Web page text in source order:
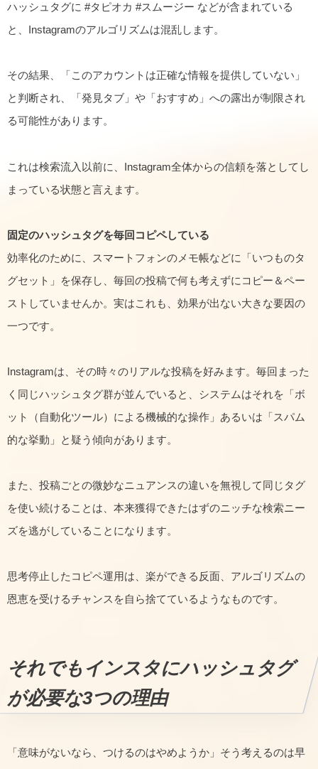
ハッシュタグに #タピオカ #スムージー などが含まれている
と、Instagramのアルゴリズムは混乱します。
その結果、「このアカウントは正確な情報を提供していない」
と判断され、「発見タブ」や「おすすめ」への露出が制限され
る可能性があります。
これは検索流入以前に、Instagram全体からの信頼を落としてし
まっている状態と言えます。
固定のハッシュタグを毎回コピペしている
効率化のために、スマートフォンのメモ帳などに「いつものタ
グセット」を保存し、毎回の投稿で何も考えずにコピー＆ペー
ストしていませんか。実はこれも、効果が出ない大きな要因の
一つです。
Instagramは、その時々のリアルな投稿を好みます。毎回まった
く同じハッシュタグ群が並んでいると、システムはそれを「ボ
ット（自動化ツール）による機械的な操作」あるいは「スパム
的な挙動」と疑う傾向があります。
また、投稿ごとの微妙なニュアンスの違いを無視して同じタグ
を使い続けることは、本来獲得できたはずのニッチな検索ニー
ズを逃がしていることになります。
思考停止したコピペ運用は、楽ができる反面、アルゴリズムの
恩恵を受けるチャンスを自ら捨てているようなものです。
それでもインスタにハッシュタグ
が必要な3つの理由
「意味がないなら、つけるのはやめようか」そう考えるのは早